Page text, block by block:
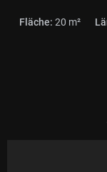
Fläche: 20 m²